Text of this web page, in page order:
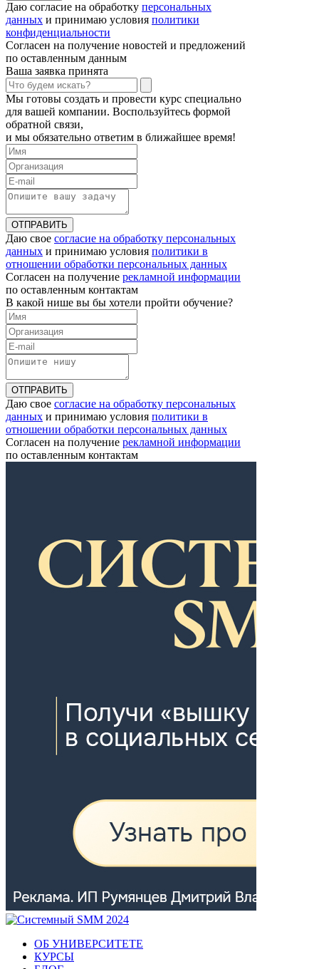
Даю согласие на обработку персональных
данных и принимаю условия политики
конфиденциальности
Согласен на получение новостей и предложений
по оставленным данным
Ваша заявка принята
Мы готовы создать и провести курс специально
для вашей компании. Воспользуйтесь формой
обратной связи,
и мы обязательно ответим в ближайшее время!
ОТПРАВИТЬ
Даю свое согласие на обработку персональных
данных и принимаю условия политики в
отношении обработки персональных данных
Согласен на получение рекламной информации
по оставленным контактам
В какой нише вы бы хотели пройти обучение?
ОТПРАВИТЬ
Даю свое согласие на обработку персональных
данных и принимаю условия политики в
отношении обработки персональных данных
Согласен на получение рекламной информации
по оставленным контактам
ОБ УНИВЕРСИТЕТЕ
КУРСЫ